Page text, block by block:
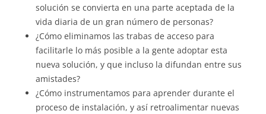
solución se convierta en una parte aceptada de la
vida diaria de un gran número de personas?
¿Cómo eliminamos las trabas de acceso para
facilitarle lo más posible a la gente adoptar esta
nueva solución, y que incluso la difundan entre sus
amistades?
¿Cómo instrumentamos para aprender durante el
proceso de instalación, y así retroalimentar nuevas